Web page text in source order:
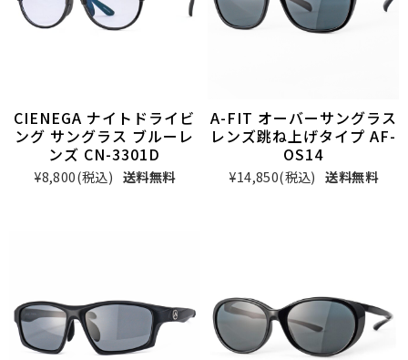
CIENEGA ナイトドライビ
ング サングラス ブルーレ
ンズ CN-3301D
¥8,800(税込) 送料無料
A-FIT オーバーサングラス
レンズ跳ね上げタイプ AF-
OS14
¥14,850(税込) 送料無料